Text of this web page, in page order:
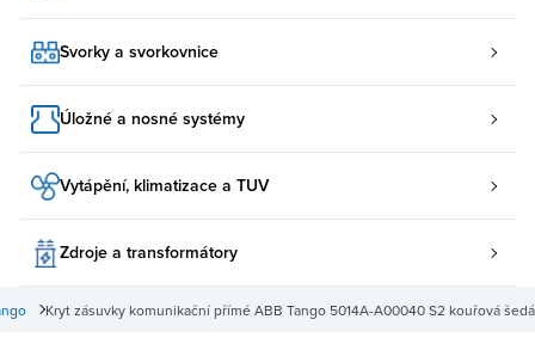
Svorky a svorkovnice
Úložné a nosné systémy
Vytápění, klimatizace a TUV
Zdroje a transformátory
Kryt zásuvky komunikační přímé ABB Tango 5014A-A00040 S2 kouřová šedá